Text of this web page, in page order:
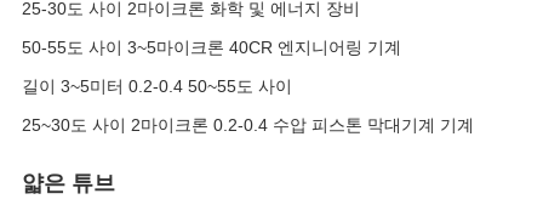
25-30도 사이 2마이크론 화학 및 에너지 장비
50-55도 사이 3~5마이크론 40CR 엔지니어링 기계
길이 3~5미터 0.2-0.4 50~55도 사이
25~30도 사이 2마이크론 0.2-0.4 수압 피스톤 막대기계 기계
얇은 튜브